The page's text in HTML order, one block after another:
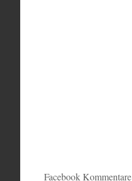
Facebook Kommentare